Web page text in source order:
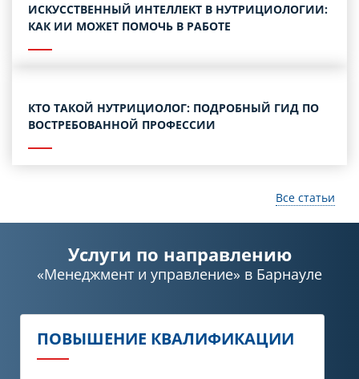
ИСКУССТВЕННЫЙ ИНТЕЛЛЕКТ В НУТРИЦИОЛОГИИ:
КАК ИИ МОЖЕТ ПОМОЧЬ В РАБОТЕ
КТО ТАКОЙ НУТРИЦИОЛОГ: ПОДРОБНЫЙ ГИД ПО
ВОСТРЕБОВАННОЙ ПРОФЕССИИ
Все статьи
Услуги по направлению
«Менеджмент и управление» в Барнауле
ПОВЫШЕНИЕ КВАЛИФИКАЦИИ